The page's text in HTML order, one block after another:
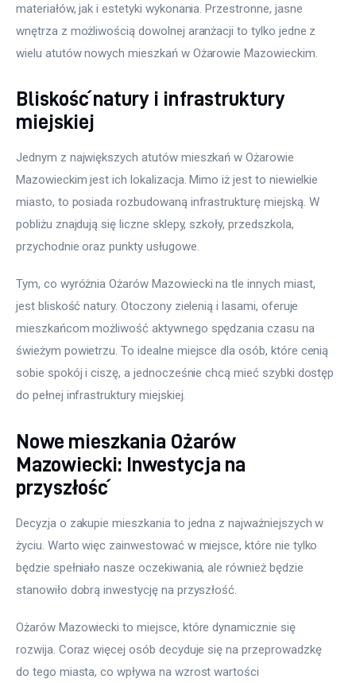
materiałów, jak i estetyki wykonania. Przestronne, jasne
wnętrza z możliwością dowolnej aranżacji to tylko jedne z
wielu atutów nowych mieszkań w Ożarowie Mazowieckim.
Bliskość natury i infrastruktury
miejskiej
Jednym z największych atutów mieszkań w Ożarowie
Mazowieckim jest ich lokalizacja. Mimo iż jest to niewielkie
miasto, to posiada rozbudowaną infrastrukturę miejską. W
pobliżu znajdują się liczne sklepy, szkoły, przedszkola,
przychodnie oraz punkty usługowe.
Tym, co wyróżnia Ożarów Mazowiecki na tle innych miast,
jest bliskość natury. Otoczony zielenią i lasami, oferuje
mieszkańcom możliwość aktywnego spędzania czasu na
świeżym powietrzu. To idealne miejsce dla osób, które cenią
sobie spokój i ciszę, a jednocześnie chcą mieć szybki dostęp
do pełnej infrastruktury miejskiej.
Nowe mieszkania Ożarów
Mazowiecki: Inwestycja na
przyszłość
Decyzja o zakupie mieszkania to jedna z najważniejszych w
życiu. Warto więc zainwestować w miejsce, które nie tylko
będzie spełniało nasze oczekiwania, ale również będzie
stanowiło dobrą inwestycję na przyszłość.
Ożarów Mazowiecki to miejsce, które dynamicznie się
rozwija. Coraz więcej osób decyduje się na przeprowadzkę
do tego miasta, co wpływa na wzrost wartości